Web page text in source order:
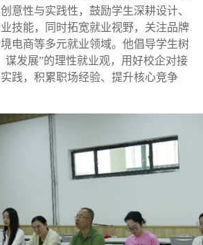
意性与实践性，鼓励学生深耕设计、
技能，同时拓宽就业视野，关注品牌
电商等多元就业领域。他倡导学生树
谋发展”的理性就业观，用好校企对接
践，积累职场经验、提升核心竞争